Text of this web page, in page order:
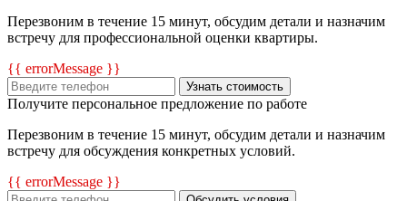
Перезвоним в течение 15 минут, обсудим детали и назначим
встречу для профессиональной оценки квартиры.
{{ errorMessage }}
Узнать стоимость
Получите персональное предложение по работе
Перезвоним в течение 15 минут, обсудим детали и назначим
встречу для обсуждения конкретных условий.
{{ errorMessage }}